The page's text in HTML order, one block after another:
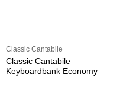
Classic Cantabile
Classic Cantabile
Keyboardbank Economy